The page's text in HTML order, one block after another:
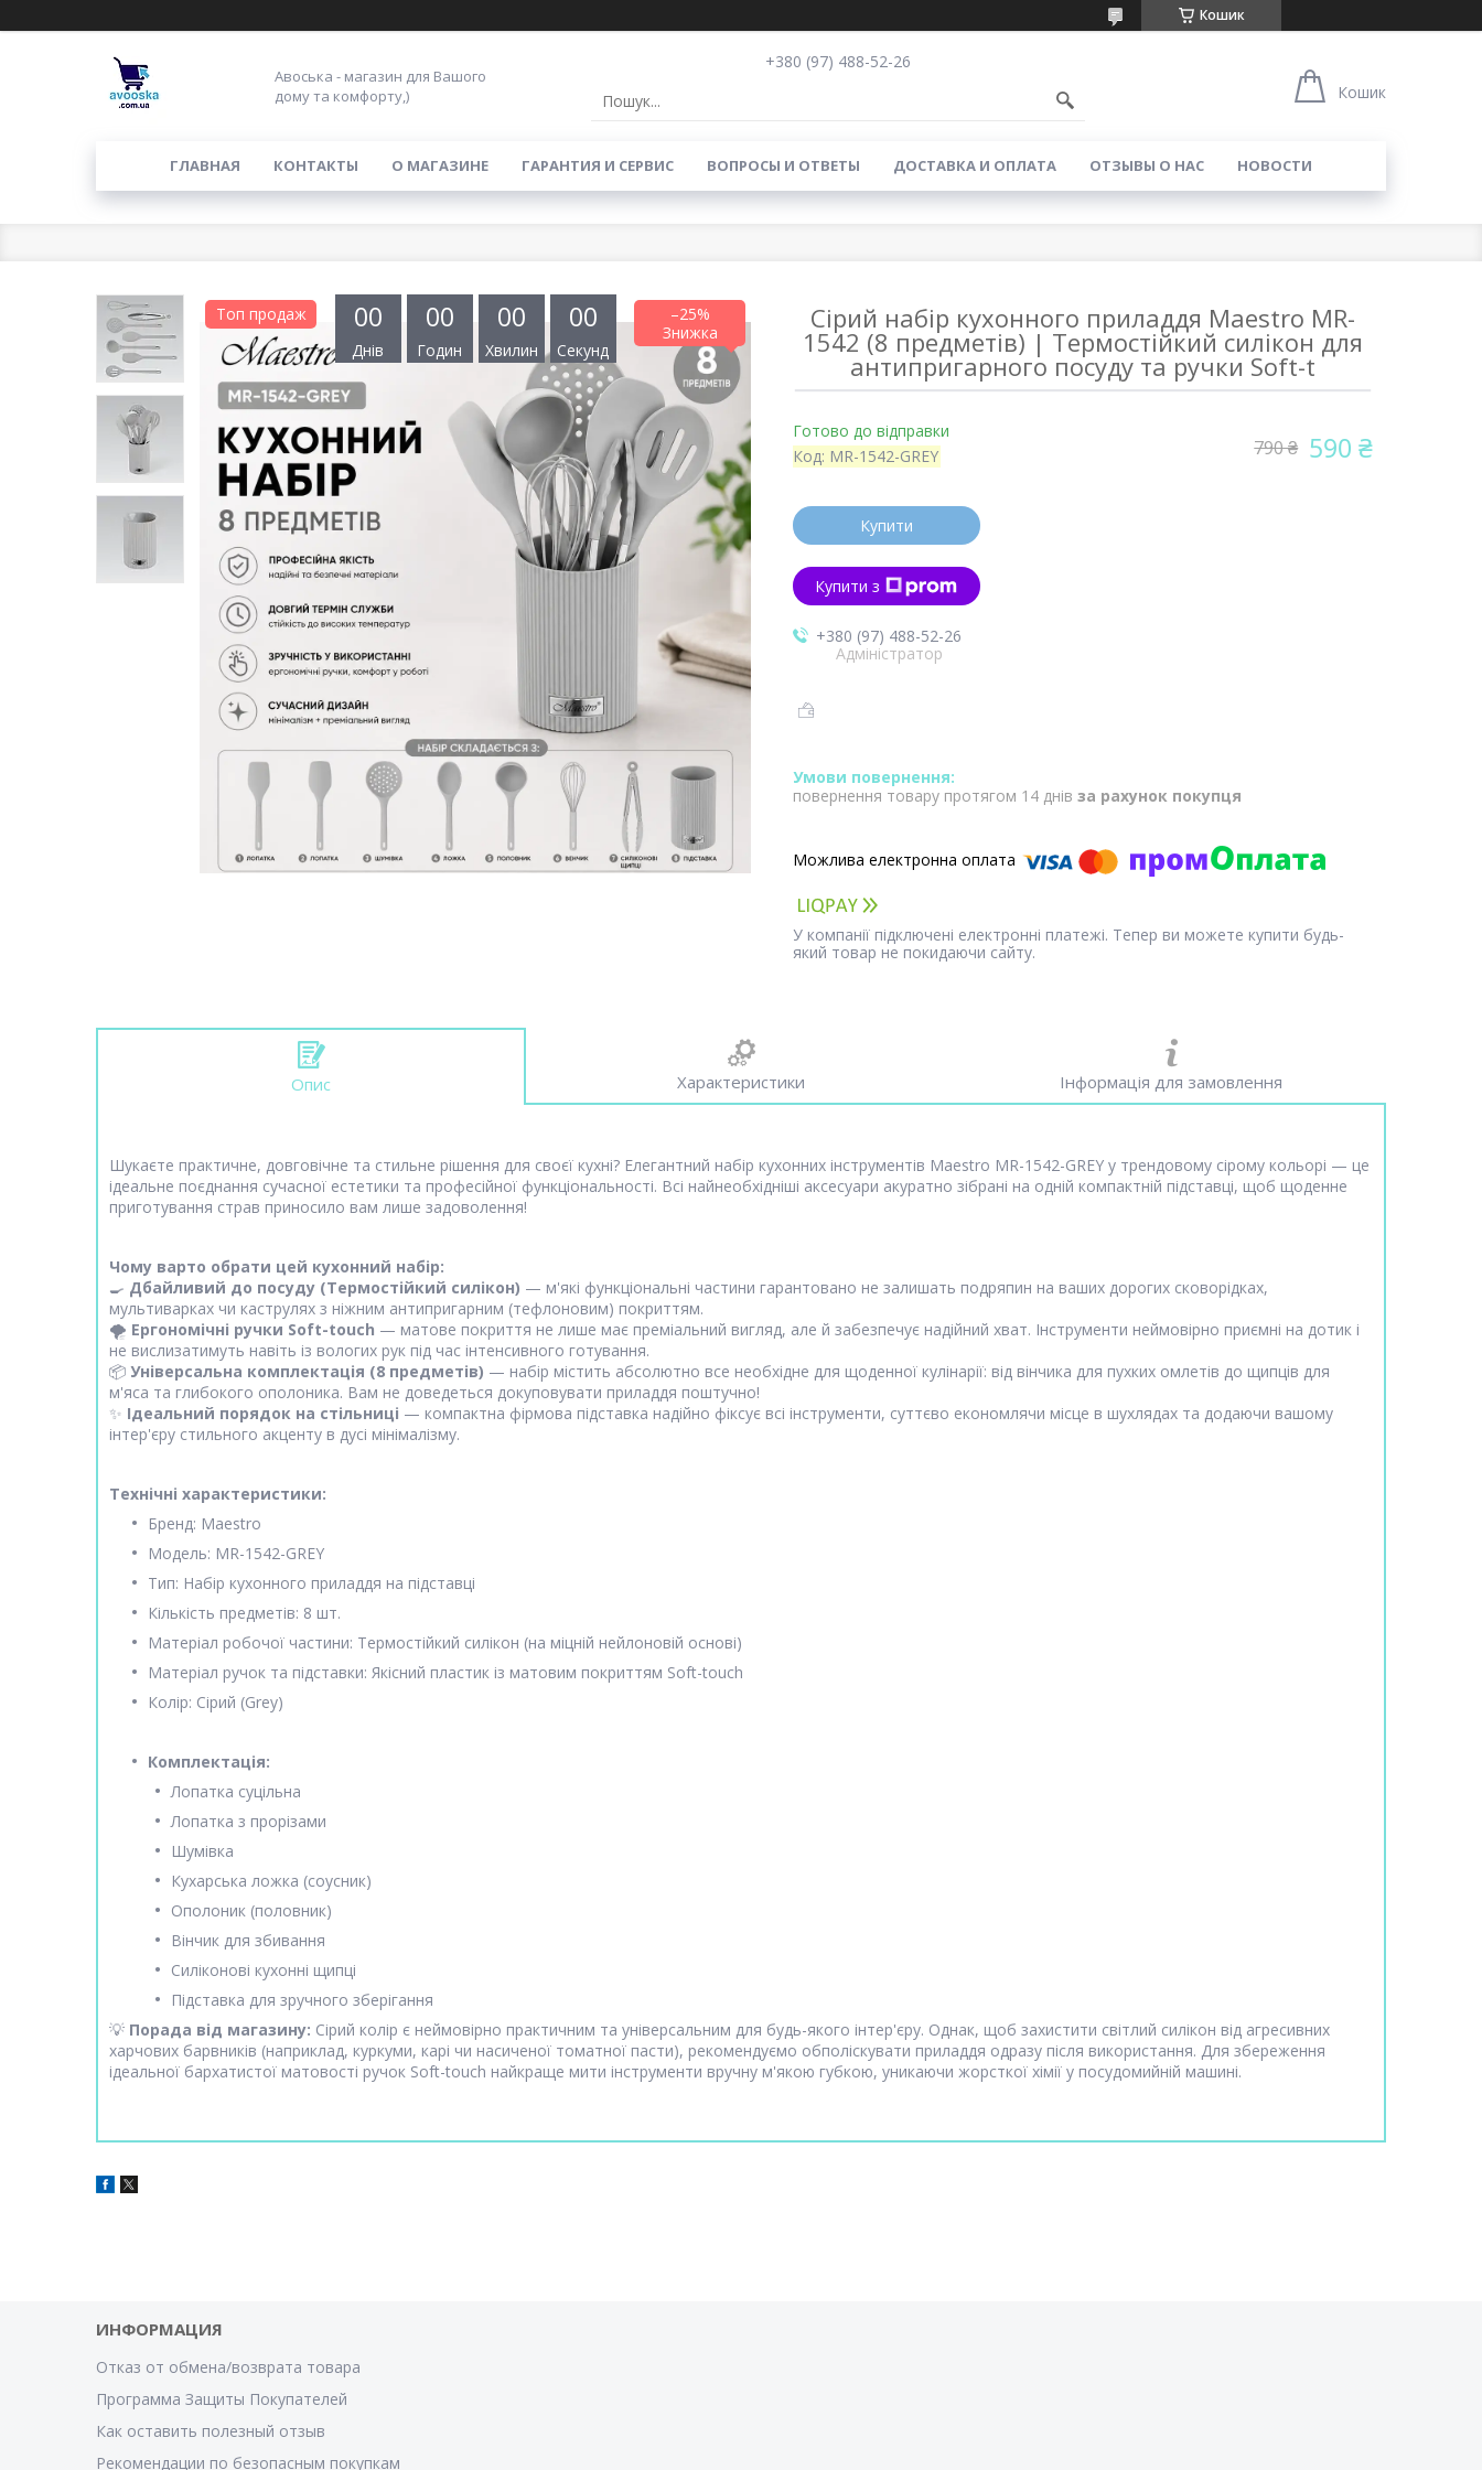
Кошик
Авоська - магазин для Вашого
дому та комфорту,)
+380 (97) 488-52-26
Кошик
ГЛАВНАЯ КОНТАКТЫ О МАГАЗИНЕ ГАРАНТИЯ И СЕРВИС ВОПРОСЫ И ОТВЕТЫ ДОСТАВКА И ОПЛАТА ОТЗЫВЫ О НАС НОВОСТИ
Топ продаж –25%
00
Днів
00
Годин
00
Хвилин
00
Секунд
Сірий набір кухонного приладдя Maestro MR-
1542 (8 предметів) | Термостійкий силікон для
антипригарного посуду та ручки Soft-t
Готово до відправки
Код: MR-1542-GREY 790 ₴ 590 ₴
Купити
Купити з
+380 (97) 488-52-26
Адміністратор
повернення товару протягом 14 днів за рахунок покупця
У компанії підключені електронні платежі. Тепер ви можете купити будь-
який товар не покидаючи сайту.
Опис Характеристики Інформація для замовлення
Шукаєте практичне, довговічне та стильне рішення для своєї кухні? Елегантний набір кухонних інструментів Maestro MR-1542-GREY у трендовому сірому кольорі — це
ідеальне поєднання сучасної естетики та професійної функціональності. Всі найнеобхідніші аксесуари акуратно зібрані на одній компактній підставці, щоб щоденне
приготування страв приносило вам лише задоволення!
Чому варто обрати цей кухонний набір:
🍳 Дбайливий до посуду (Термостійкий силікон) — м'які функціональні частини гарантовано не залишать подряпин на ваших дорогих сковорідках,
мультиварках чи каструлях з ніжним антипригарним (тефлоновим) покриттям.
🌪️ Ергономічні ручки Soft-touch — матове покриття не лише має преміальний вигляд, але й забезпечує надійний хват. Інструменти неймовірно приємні на дотик і
не вислизатимуть навіть із вологих рук під час інтенсивного готування.
📦 Універсальна комплектація (8 предметів) — набір містить абсолютно все необхідне для щоденної кулінарії: від вінчика для пухких омлетів до щипців для
м'яса та глибокого ополоника. Вам не доведеться докуповувати приладдя поштучно!
✨ Ідеальний порядок на стільниці — компактна фірмова підставка надійно фіксує всі інструменти, суттєво економлячи місце в шухлядах та додаючи вашому
інтер'єру стильного акценту в дусі мінімалізму.
Технічні характеристики:
Бренд: Maestro
Модель: MR-1542-GREY
Тип: Набір кухонного приладдя на підставці
Кількість предметів: 8 шт.
Матеріал робочої частини: Термостійкий силікон (на міцній нейлоновій основі)
Матеріал ручок та підставки: Якісний пластик із матовим покриттям Soft-touch
Колір: Сірий (Grey)
Комплектація:
Лопатка суцільна
Лопатка з прорізами
Шумівка
Кухарська ложка (соусник)
Ополоник (половник)
Вінчик для збивання
Силіконові кухонні щипці
Підставка для зручного зберігання
💡 Порада від магазину: Сірий колір є неймовірно практичним та універсальним для будь-якого інтер'єру. Однак, щоб захистити світлий силікон від агресивних
харчових барвників (наприклад, куркуми, карі чи насиченої томатної пасти), рекомендуємо обполіскувати приладдя одразу після використання. Для збереження
ідеальної бархатистої матовості ручок Soft-touch найкраще мити інструменти вручну м'якою губкою, уникаючи жорсткої хімії у посудомийній машині.
ИНФОРМАЦИЯ
Отказ от обмена/возврата товара
Программа Защиты Покупателей
Как оставить полезный отзыв
Рекомендации по безопасным покупкам